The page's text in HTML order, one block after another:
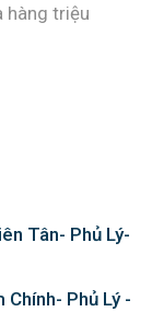
hàng triệu
Tân- Phủ Lý-
Phủ Lý -